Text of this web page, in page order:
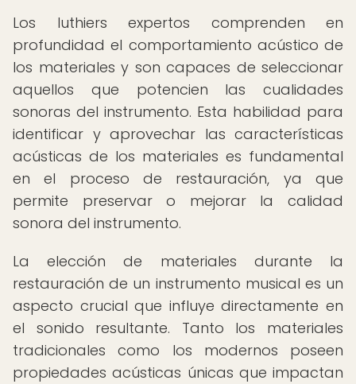
Los luthiers expertos comprenden en
profundidad el comportamiento acústico de
los materiales y son capaces de seleccionar
aquellos que potencien las cualidades
sonoras del instrumento. Esta habilidad para
identificar y aprovechar las características
acústicas de los materiales es fundamental
en el proceso de restauración, ya que
permite preservar o mejorar la calidad
sonora del instrumento.
La elección de materiales durante la
restauración de un instrumento musical es un
aspecto crucial que influye directamente en
el sonido resultante. Tanto los materiales
tradicionales como los modernos poseen
propiedades acústicas únicas que impactan